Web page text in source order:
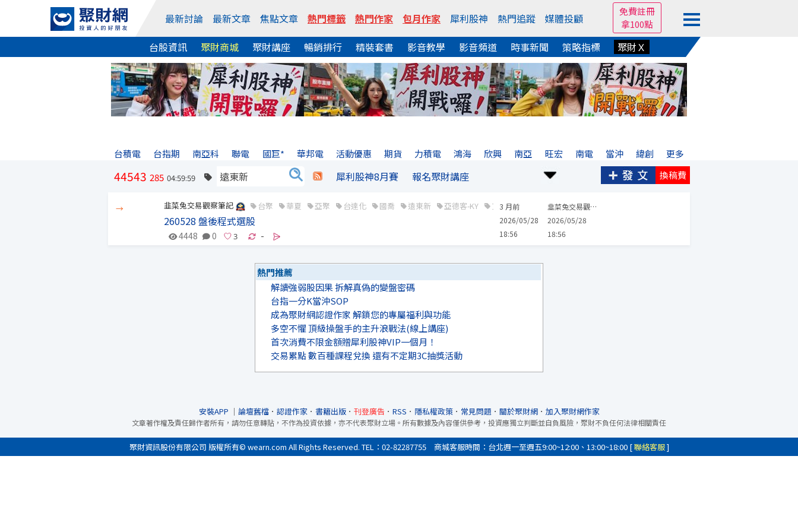
最新討論 最新文章 焦點文章 熱門標籤 熱門作家 包月作家 犀利股神 熱門追蹤 媒體投顧
免費註冊
拿100點
台股資訊 聚財商城 聚財講座 暢銷排行 精裝套書 影音教學 影音頻道 時事新聞 策略指標 聚財Ｘ
台積電 台指期 南亞科 聯電 國巨* 華邦電 活動優惠 期貨 力積電 鴻海 欣興 南亞 旺宏 南電 當沖 緯創 更多
44543 285 04:59:59 犀利股神8月賽 報名聚財講座 換稿費
→ 韭菜兔交易觀察筆記 台聚 華夏 亞聚 台達化 國喬 遠東新 亞德客-KY 艾姆勒 英業達 南亞科
3 月前
2026/05/28
18:56
260528 盤後程式選股
4448 0 -
韭菜兔交易觀察筆記
2026/05/28
18:56
熱門推薦
解讀強弱股因果 拆解真偽的變盤密碼
台指一分K當沖SOP
成為聚財網認證作家 解鎖您的專屬福利與功能
多空不懼 頂級操盤手的主升浪戰法(線上講座)
首次消費不限金額贈犀利股神VIP一個月！
交易累點 數百種課程兌換 還有不定期3C抽獎活動
安裝APP ｜ 論壇舊檔． 認證作家． 書籍出版． 刊登廣告 ． RSS ． 隱私權政策． 常見問題 ． 關於聚財網． 加入聚財網作家
文章著作權及責任歸作者所有，請勿任意轉貼，不作為投資依據，亦不代表聚財立場。所有數據及內容僅供參考，投資應獨立判斷並自負風險，聚財不負任何法律相關責任
聚財資訊股份有限公司 版權所有© wearn.com All Rights Reserved. TEL：02-82287755 商城客服時間：台北週一至週五9:00~12:00、13:00~18:00 [聯絡客服]